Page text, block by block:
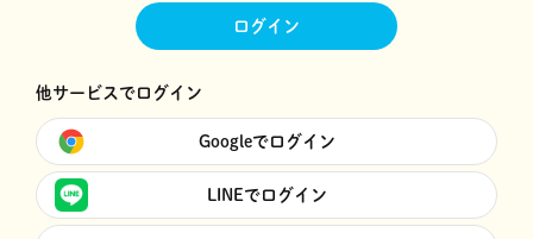
ログイン
他サービスでログイン
Googleでログイン
LINEでログイン